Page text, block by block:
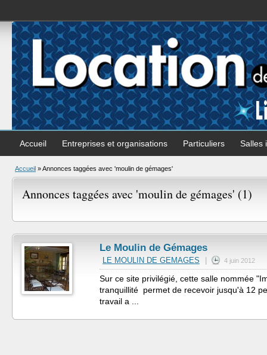
Accueil Entreprises et organisations Particuliers Salles
Accueil »Annonces taggées avec 'moulin de gémages'
Annonces taggées avec 'moulin de gémages' (1)
Le Moulin de Gémages
LE MOULIN DE GEMAGES 4 juin 2012
Sur ce site privilégié, cette salle nommée
tranquillité permet de recevoir jusqu'à 12
travail a ...